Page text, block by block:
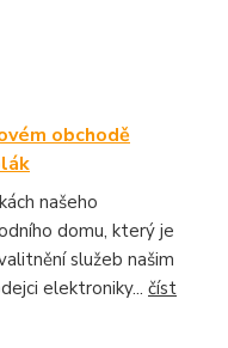
obchodě
našeho
domu, který je
služeb našim
elektroniky... číst